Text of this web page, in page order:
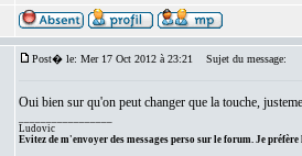
Post� le: Mer 17 Oct 2012 à 23:21 Sujet du message:
Oui bien sur qu'on peut changer que la touche,
Ludovic
Evitez de m'envoyer des messages perso sur le forum. Je préfère